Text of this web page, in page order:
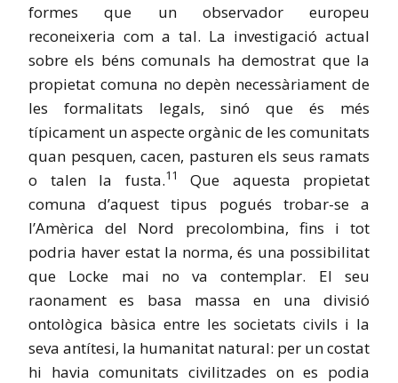
formes que un observador europeu
reconeixeria com a tal. La investigació actual
sobre els béns comunals ha demostrat que la
propietat comuna no depèn necessàriament de
les formalitats legals, sinó que és més
típicament un aspecte orgànic de les comunitats
quan pesquen, cacen, pasturen els seus ramats
o talen la fusta.11
Que aquesta propietat
comuna d’aquest tipus pogués trobar-se a
l’Amèrica del Nord precolombina, fins i tot
podria haver estat la norma, és una possibilitat
que Locke mai no va contemplar. El seu
raonament es basa massa en una divisió
ontològica bàsica entre les societats civils i la
seva antítesi, la humanitat natural: per un costat
hi havia comunitats civilitzades on es podia